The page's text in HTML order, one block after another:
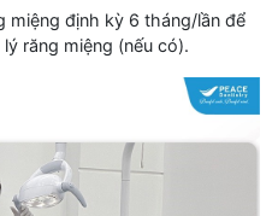
miệng định kỳ 6 tháng/lần để
răng miệng (nếu có).